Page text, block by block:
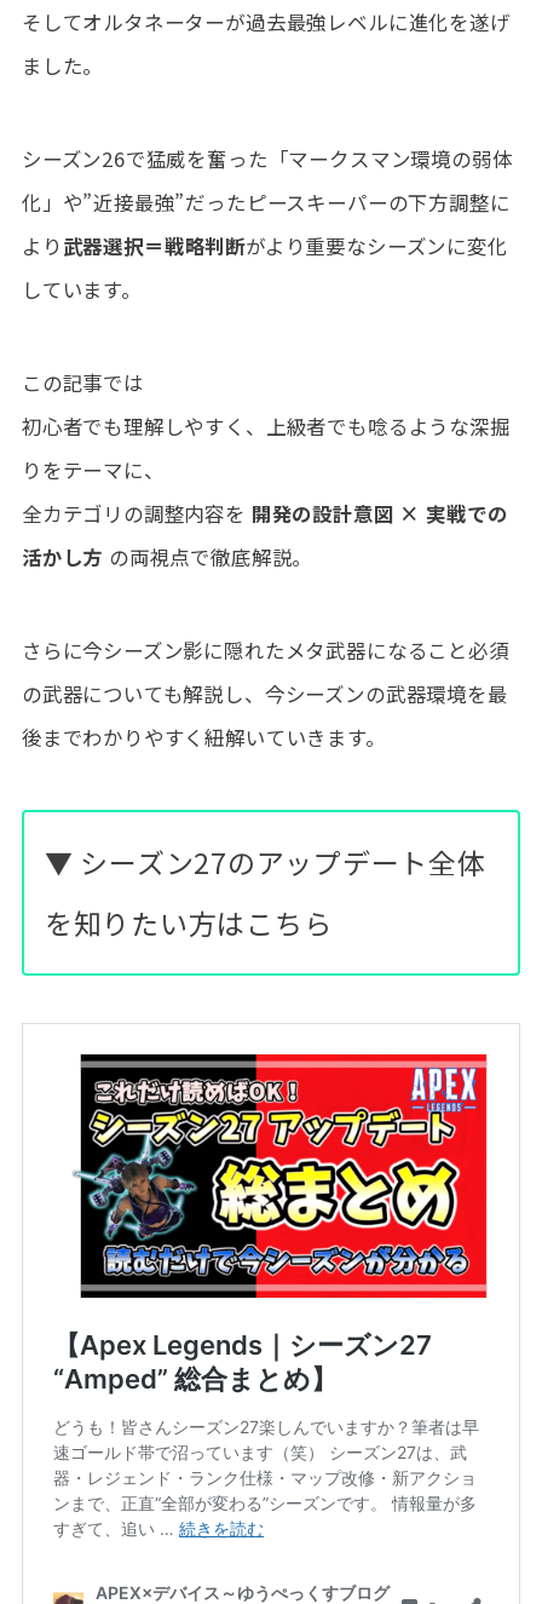
そしてオルタネーターが過去最強レベルに進化を遂げ
ました。
シーズン26で猛威を奮った「マークスマン環境の弱体
化」や”近接最強”だったピースキーパーの下方調整に
より 武器選択＝戦略判断がより重要なシーズンに変化
しています。
この記事では
初心者でも理解しやすく、上級者でも唸るような深掘
りをテーマに、
全カテゴリの調整内容を 開発の設計意図 × 実戦での
活かし方 の両視点で徹底解説。
さらに今シーズン影に隠れたメタ武器になること必須
の武器についても解説し、今シーズンの武器環境を最
後までわかりやすく紐解いていきます。
▼ シーズン27のアップデート全体
を知りたい方はこちら